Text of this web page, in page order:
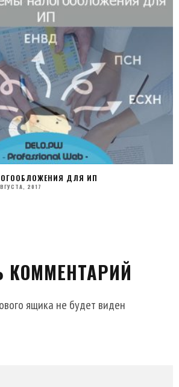
ДЛЯ ИП
2017
КОММЕНТАРИЙ
ящика не будет виден